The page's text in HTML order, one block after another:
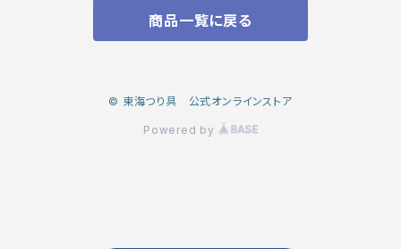
商品一覧に戻る
© 東海つり具 公式オンラインストア
Powered by